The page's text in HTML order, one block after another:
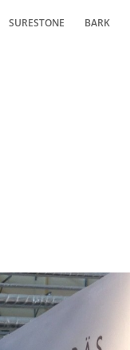
SURESTONE BARK